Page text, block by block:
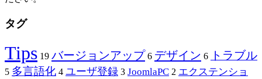
タグ
Tips 19 バージョンアップ 6 デザイン 6 トラブル
5 多言語化 4 ユーザ登録 3 JoomlaPC 2 エクステンショ